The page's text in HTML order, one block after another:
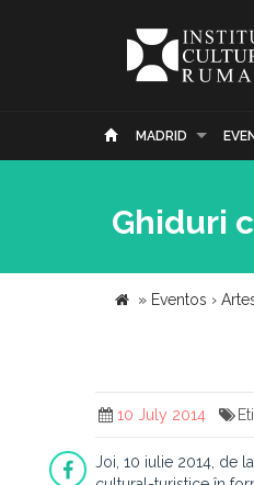
MADRID
Ghiduri
» Eventos ›
10 July 2014
Joi, 10 iulie 2014, de